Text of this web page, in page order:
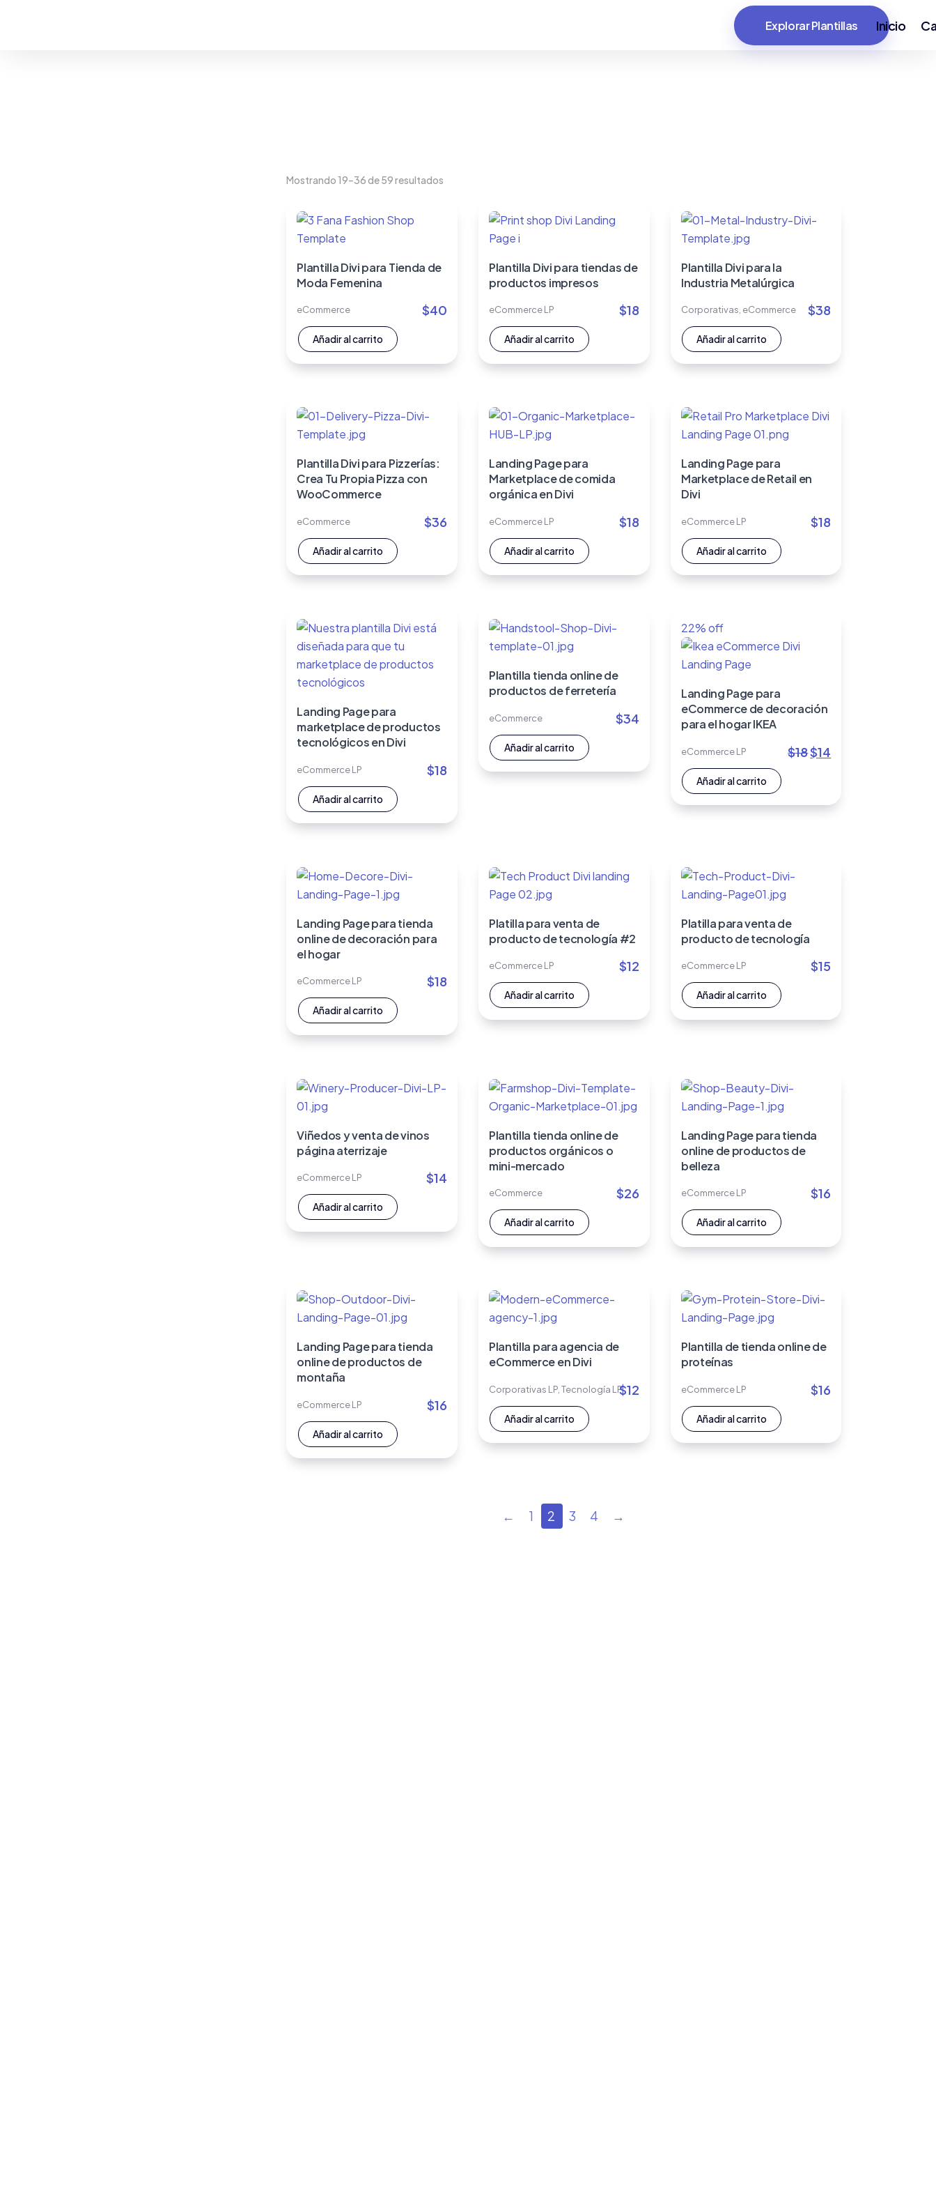
Inicio
Explorar Plantillas
Mostrando 19–36 de 59 resultados
Plantilla Divi para Tienda de
Moda Femenina
eCommerce $40
Añadir al carrito
Plantilla Divi para tiendas de
productos impresos
eCommerce LP $18
Añadir al carrito
Plantilla Divi para la
Industria Metalúrgica
Corporativas eCommerce $38
Añadir al carrito
Plantilla Divi para Pizzerías:
Crea Tu Propia Pizza con
WooCommerce
eCommerce $36
Añadir al carrito
Landing Page para
Marketplace de comida
orgánica en Divi
eCommerce LP $18
Añadir al carrito
Landing Page para
Marketplace de Retail en
Divi
eCommerce LP $18
Añadir al carrito
Landing Page para
marketplace de productos
tecnológicos en Divi
eCommerce LP $18
Añadir al carrito
Plantilla tienda online de
productos de ferretería
eCommerce $34
Añadir al carrito
22% off
Landing Page para
eCommerce de decoración
para el hogar IKEA
eCommerce LP $18El
era:
$14
es:
Añadir al carrito
Landing Page para tienda
online de decoración para
el hogar
eCommerce LP $18
Añadir al carrito
Platilla para venta de
producto de tecnología #2
eCommerce LP $12
Añadir al carrito
Platilla para venta de
producto de tecnología
eCommerce LP $15
Añadir al carrito
Viñedos y venta de vinos
página aterrizaje
eCommerce LP $14
Añadir al carrito
Plantilla tienda online de
productos orgánicos o
mini-mercado
eCommerce $26
Añadir al carrito
Landing Page para tienda
online de productos de
belleza
eCommerce LP $16
Añadir al carrito
Landing Page para tienda
online de productos de
montaña
eCommerce LP $16
Añadir al carrito
Plantilla para agencia de
eCommerce en Divi
Corporativas LP ,Tecnología LP$12
Añadir al carrito
Plantilla de tienda online de
proteínas
eCommerce LP $16
Añadir al carrito
← 1 2 3 4 →